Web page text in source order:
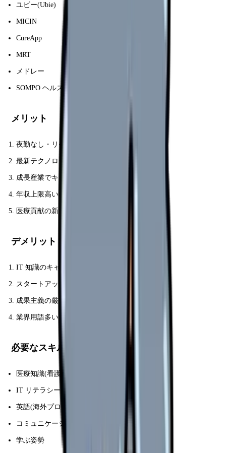
ユビー(Ubie)
MICIN
CureApp
MRT
メドレー
SOMPO ヘルスケア
メリット
夜勤なし・リモート可
最新テクノロジー触れる
成長産業でキャリアアップ早い
年収上限高い(ストックオプション)
医療貢献の新しい形
デメリット
IT 知識のキャッチアップ
スタートアップは不安定
成果主義の厳しさ
業界用語多い
必要なスキル
医療知識(看護師経験)
IT リテラシー
英語(海外プロダクト)
コミュニケーション力
学ぶ姿勢